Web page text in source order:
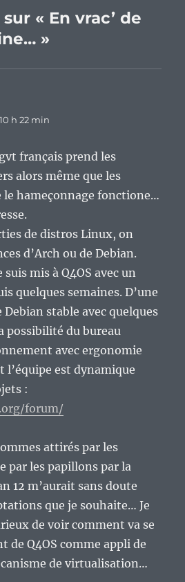
« En vrac’ de
»
h 22 min
français prend les
alors même que les
hameçonnage fonctione…
de distros Linux, on
d’Arch ou de Debian.
mis à Q4OS avec un
quelques semaines. D’une
Debian stable avec quelques
possibilité du bureau
avec ergonomie
l’équipe est dynamique
:
forum/
attirés par les
par les papillons par la
12 m’aurait sans doute
que je souhaite… Je
de voir comment va se
de Q4OS comme appli de
de virtualisation…